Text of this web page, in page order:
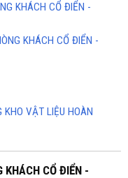
KHÁCH CỔ ĐIỂN -
KHÁCH CỔ ĐIỂN -
KHO VẬT LIỆU HOÀN
KHÁCH CỔ ĐIỂN -